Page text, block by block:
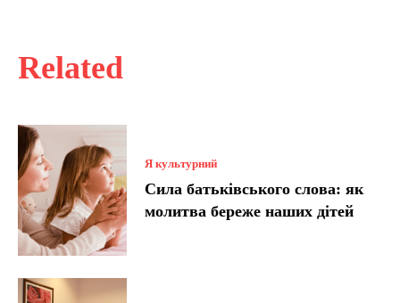
Related
Я культурний
Сила батьківського слова: як
молитва береже наших дітей